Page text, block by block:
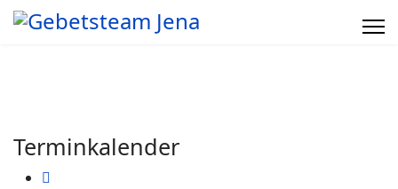
Terminkalender